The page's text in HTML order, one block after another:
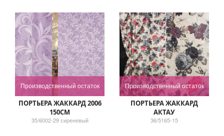
Производственный остаток
ПОРТЬЕРА ЖАККАРД 2006
150СМ
35/6002-29 сиреневый
Производственный остаток
ПОРТЬЕРА ЖАККАРД
АКТАУ
36/5165-15